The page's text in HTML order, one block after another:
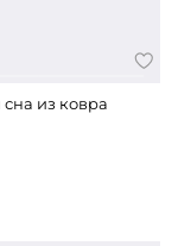
из ковра